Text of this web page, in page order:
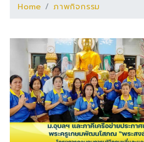
Home ภาพกิจกรรม